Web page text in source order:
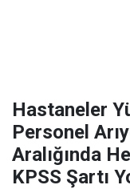
Hastaneler
Personel
Aralığında
KPSS Şartı